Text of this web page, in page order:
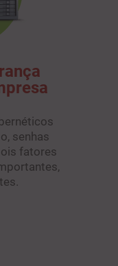
senhas
fatores